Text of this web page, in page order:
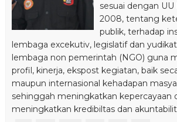
sesuai dengan UU
2008, tentang
publik, terhadap
lembaga excekutiv, legislatif dan
lembaga non pemerintah (NGO) guna
profil, kinerja, ekspost kegiatan, baik
maupun internasional kehadapan
sehinggah meningkatkan kepercayaan
meningkatkan kredibiltas dan